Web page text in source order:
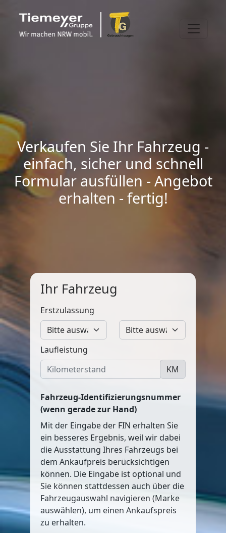
Verkaufen Sie Ihr Fahrzeug -
einfach, sicher und schnell
Formular ausfüllen - Angebot
erhalten - fertig!
Ihr Fahrzeug
Erstzulassung
Laufleistung
KM
Fahrzeug-Identifizierungsnummer
(wenn gerade zur Hand)
Mit der Eingabe der FIN erhalten Sie
ein besseres Ergebnis, weil wir dabei
die Ausstattung Ihres Fahrzeugs bei
dem Ankaufpreis berücksichtigen
können. Die Eingabe ist optional und
Sie können stattdessen auch über die
Fahrzeugauswahl navigieren (Marke
auswählen), um einen Ankaufspreis
zu erhalten.